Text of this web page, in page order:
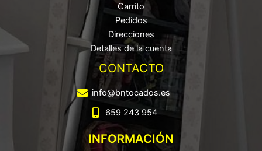
Carrito
Pedidos
Direcciones
Detalles de la cuenta
CONTACTO
info@bntocados.es
659 243 954
INFORMACIÓN